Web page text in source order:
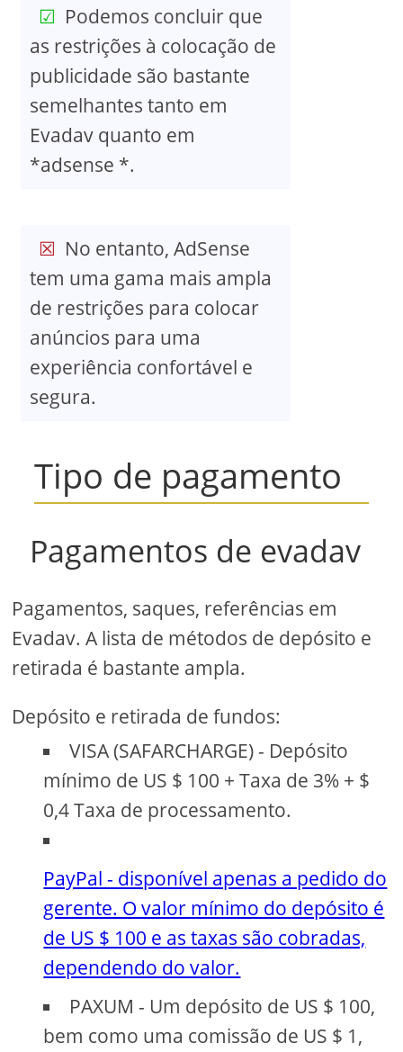
Podemos concluir que
as restrições à colocação de
publicidade são bastante
semelhantes tanto em
Evadav quanto em
*adsense *.
No entanto, AdSense
tem uma gama mais ampla
de restrições para colocar
anúncios para uma
experiência confortável e
segura.
Tipo de pagamento
Pagamentos de evadav
Pagamentos, saques, referências em
Evadav. A lista de métodos de depósito e
retirada é bastante ampla.
Depósito e retirada de fundos:
VISA (SAFARCHARGE) - Depósito
mínimo de US $ 100 + Taxa de 3% + $
0,4 Taxa de processamento.
PayPal - disponível apenas a pedido do
gerente. O valor mínimo do depósito é
de US $ 100 e as taxas são cobradas,
dependendo do valor.
PAXUM - Um depósito de US $ 100,
bem como uma comissão de US $ 1,